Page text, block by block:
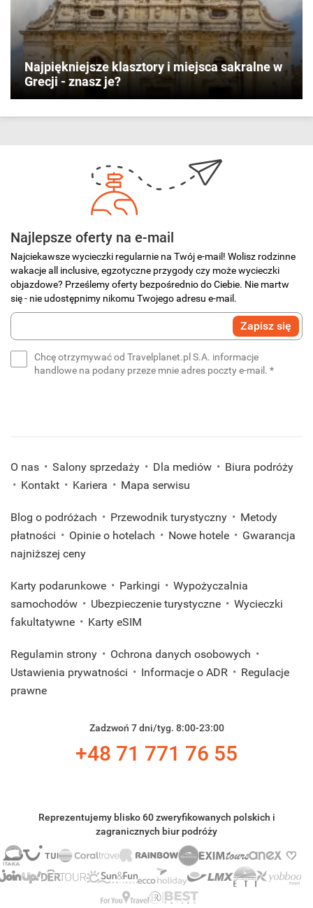
Najpiękniejsze klasztory i miejsca sakralne w
Grecji - znasz je?
Najlepsze oferty na e-mail
Najciekawsze wycieczki regularnie na Twój e-mail! Wolisz rodzinne
wakacje all inclusive, egzotyczne przygody czy może wycieczki
objazdowe? Prześlemy oferty bezpośrednio do Ciebie. Nie martw
się - nie udostępnimy nikomu Twojego adresu e-mail.
Wprowadź
Zapisz się
Chcę otrzymywać od Travelplanet.pl S.A. informacje
handlowe na podany przeze mnie adres poczty e-mail. *
O nas Salony sprzedaży Dla mediów
Biura podróży
Kontakt
Kariera Mapa serwisu
Blog o podróżach Przewodnik turystyczny
Metody
płatności
Opinie o hotelach Nowe hotele
Gwarancja
najniższej ceny
Karty podarunkowe Parkingi
Wypożyczalnia
samochodów
Ubezpieczenie turystyczne
Wycieczki
fakultatywne
Karty eSIM
Regulamin strony
Ochrona danych osobowych
Ustawienia prywatności
Informacje o ADR
Regulacje
prawne
Zadzwoń 7 dni/tyg. 8:00-23:00
+48 71 771 76 55
Reprezentujemy blisko 60 zweryfikowanych polskich i
zagranicznych biur podróży